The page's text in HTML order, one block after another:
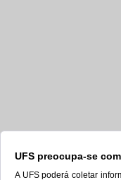
UFS preocupa-se
A UFS poderá coletar